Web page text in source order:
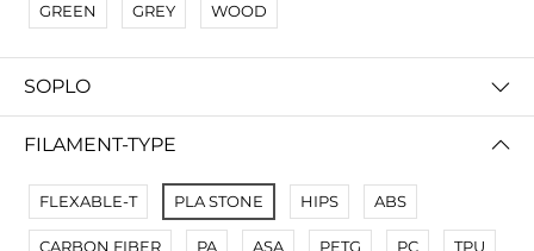
GREEN GREY WOOD
SOPLO
FILAMENT-TYPE
FLEXABLE-T PLA STONE HIPS ABS
CARBON FIBER PA ASA PETG PC TPU